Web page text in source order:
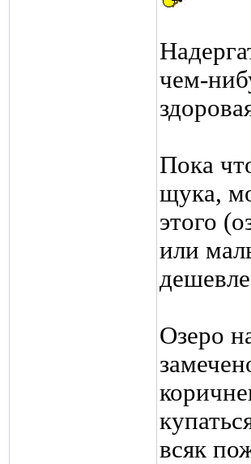
чем-
Пока
щука,
этого
или
Озеро
всяк